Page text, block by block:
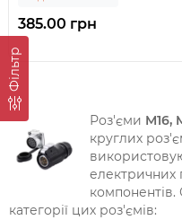
Фільтр
385.00 грн
Роз'єми M16,
круглих
електричних
компонентів.
категорії цих роз'ємів: